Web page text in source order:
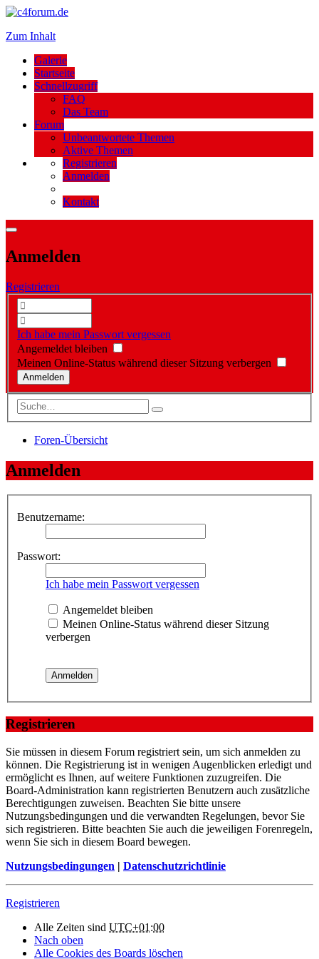
Zum Inhalt
Galerie
Startseite
Schnellzugriff
FAQ
Das Team
Forum
Unbeantwortete Themen
Aktive Themen
Registrieren
Anmelden
Kontakt
Anmelden
Registrieren
Ich habe mein Passwort vergessen
Angemeldet bleiben
Meinen Online-Status während dieser Sitzung verbergen
Foren-Übersicht
Anmelden
Benutzername:
Passwort:
Ich habe mein Passwort vergessen
Angemeldet bleiben
Meinen Online-Status während dieser Sitzung
verbergen
Registrieren
Sie müssen in diesem Forum registriert sein, um sich anmelden zu
können. Die Registrierung ist in wenigen Augenblicken erledigt und
ermöglicht es Ihnen, auf weitere Funktionen zuzugreifen. Die
Board-Administration kann registrierten Benutzern auch zusätzliche
Berechtigungen zuweisen. Beachten Sie bitte unsere
Nutzungsbedingungen und die verwandten Regelungen, bevor Sie
sich registrieren. Bitte beachten Sie auch die jeweiligen Forenregeln,
wenn Sie sich in diesem Board bewegen.
Nutzungsbedingungen | Datenschutzrichtlinie
Registrieren
Alle Zeiten sind UTC+01:00
Nach oben
Alle Cookies des Boards löschen